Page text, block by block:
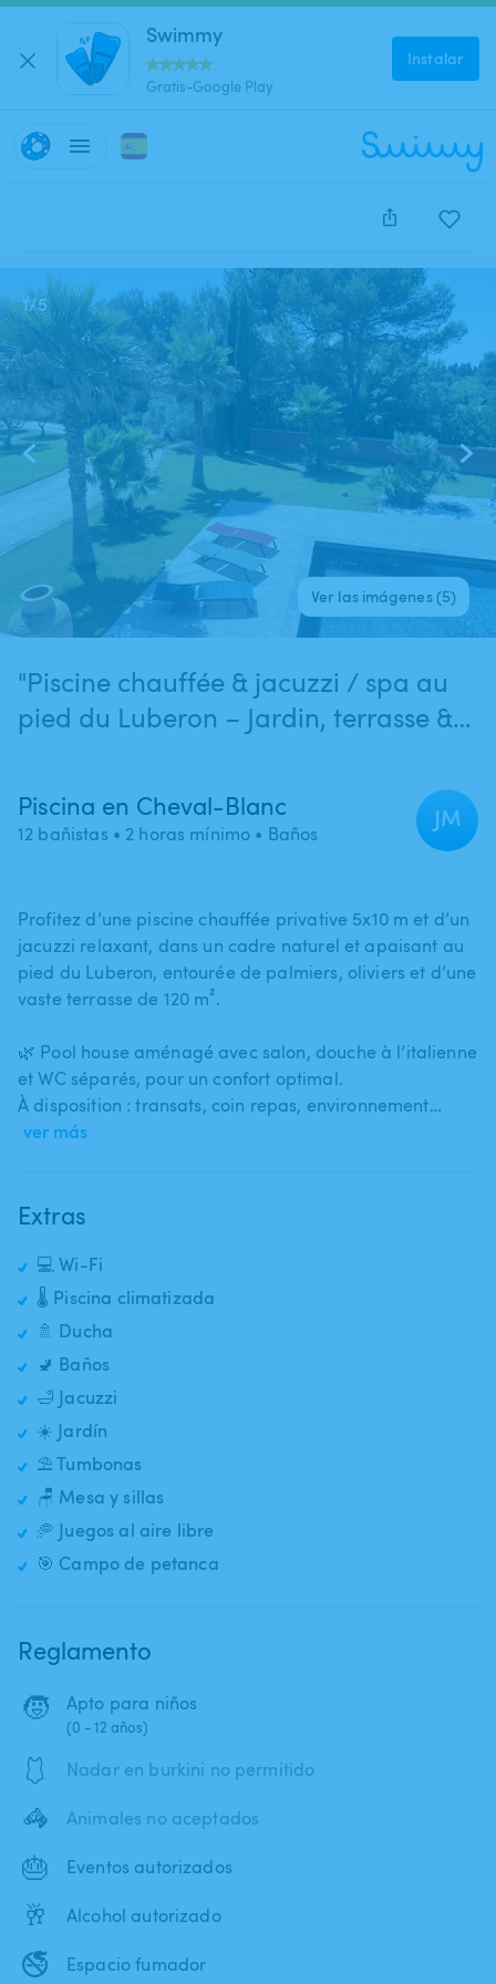
Swimmy
Gratis-Google Play
Instalar
Este anuncio está cerrado y no se puede reservar.
1/5
Ver las imágenes (5)
"Piscine chauffée & jacuzzi / spa au
pied du Luberon – Jardin, terrasse &
Piscina en Cheval-Blanc
12 bañistas • 2 horas mínimo • Baños
JM
Profitez d’une piscine chauffée privative 5x10 m et d’un
jacuzzi relaxant​,​ dans un cadre naturel et apaisant au
pied du Luberon​,​ entourée de palmiers​,​ oliviers et d’une
vaste terrasse de 120 m².
🌿 Pool house aménagé avec salon​,​ douche à l’italienne
et WC séparés​,​ pour un confort optimal.
À disposition : transats​,​ coin repas​,​ environnement…
ver más
Extras
💻 Wi-Fi
🌡️ Piscina climatizada
🚿 Ducha
🚽 Baños
🛁 Jacuzzi
☀️ Jardín
⛱️ Tumbonas
🪑 Mesa y sillas
🥏 Juegos al aire libre
🎯 Campo de petanca
Reglamento
🧒 Apto para niños
(0 - 12 años)
🩱 Nadar en burkini no permitido
🦓 Animales no aceptados
🎂 Eventos autorizados
🥂 Alcohol autorizado
🚭 Espacio fumador